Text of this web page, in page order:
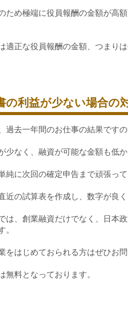
ため極端に役員報酬の金額が高
適正な役員報酬の金額、つまり
の利益が少ない場合の
過去一年間のお仕事の結果です
少なく、融資が可能な金額も低
純に次回の確定申告まで頑張っ
近の試算表を作成し、数字が良
は、創業融資だけでなく、日本
。
をはじめておられる方はぜひお問
無料となっております。